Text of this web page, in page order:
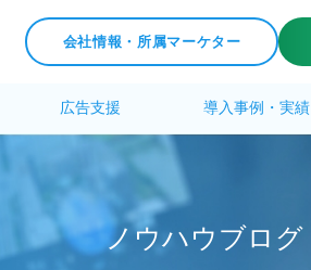
会社情報・所属マーケター
広告支援 導入事例・実績
ノ ウハウ ブロ グ